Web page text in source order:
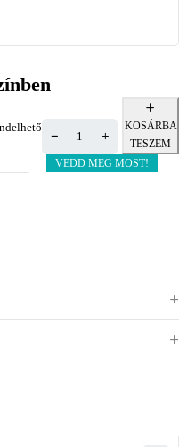
KOSÁRBA
TESZEM
VEDD MEG MOST!